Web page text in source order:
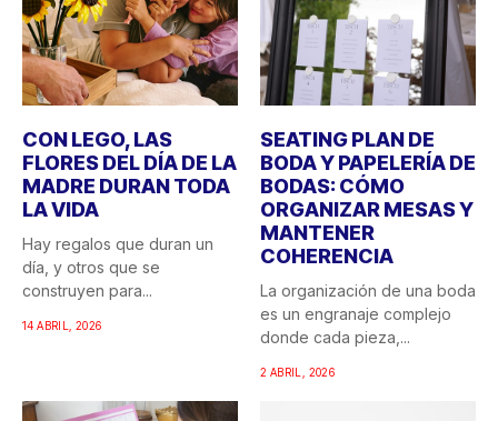
CON LEGO, LAS
FLORES DEL DÍA DE LA
MADRE DURAN TODA
LA VIDA
Hay regalos que duran un
día, y otros que se
construyen para...
14 ABRIL, 2026
SEATING PLAN DE
BODA Y PAPELERÍA DE
BODAS: CÓMO
ORGANIZAR MESAS Y
MANTENER
COHERENCIA
La organización de una boda
es un engranaje complejo
donde cada pieza,...
2 ABRIL, 2026